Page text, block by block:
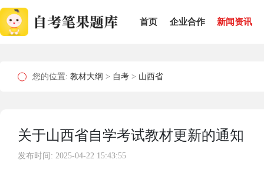
首页 企业合作 新闻资讯
您的位置: 教材大纲 > 自考 > 山西省
关于山西省自学考试教材更新的通知
发布时间: 2025-04-22 15:43:55